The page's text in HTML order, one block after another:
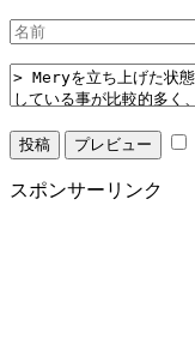
スポンサーリンク